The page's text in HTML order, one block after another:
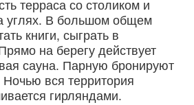
терраса со столиком и
углях. В большом общем
книги, сыграть в
на берегу действует
сауна. Парную бронируют
Ночью вся территория
гирляндами.